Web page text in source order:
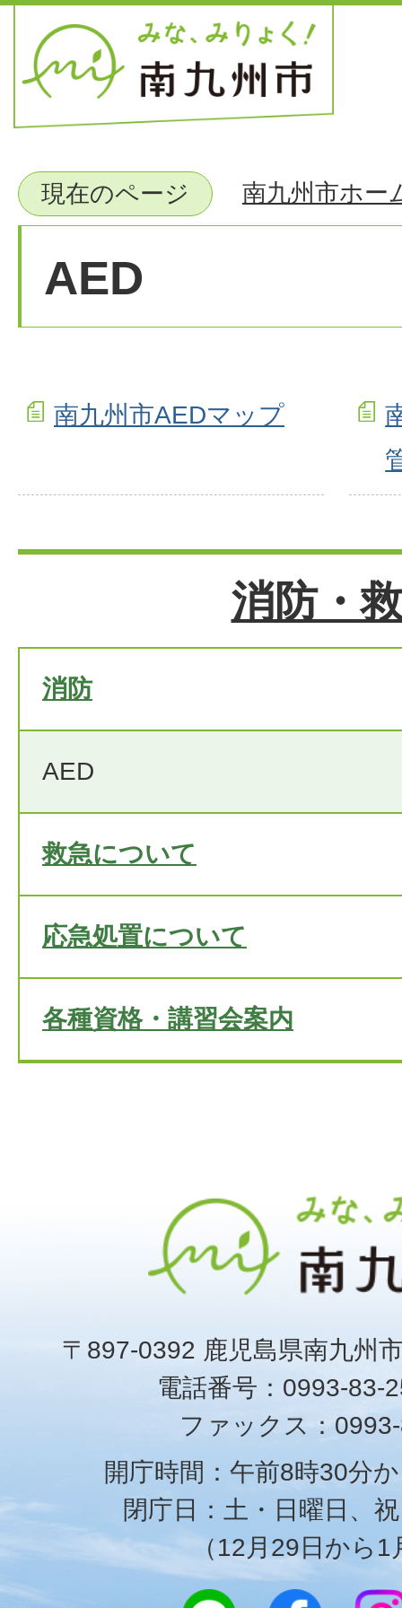
現在のページ 南九州市ホー
AED
南九州市AEDマップ
消防・
消防
AED
救急について
応急処置について
各種資格・講習会案内
〒897-0392 鹿児島県南九州
電話番号：0993-83-
ファックス：
開庁時間：午前8時30分
閉庁日：土・日曜日、
（12月29日から1